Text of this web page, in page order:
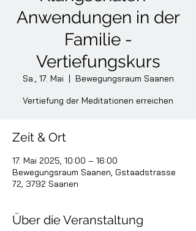
Anwendungen in der
Familie -
Vertiefungskurs
Sa., 17. Mai
  |
Bewegungsraum Saanen
Vertiefung der Meditationen erreichen
Zeit & Ort
17. Mai 2025, 10:00 – 16:00
Bewegungsraum Saanen, Gstaadstrasse
72, 3792 Saanen
Über die Veranstaltung